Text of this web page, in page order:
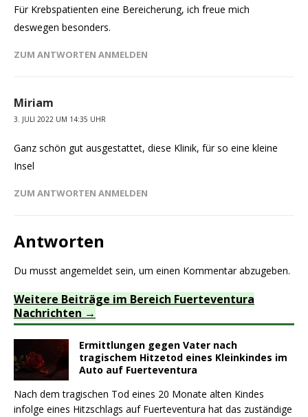
Für Krebspatienten eine Bereicherung, ich freue mich
deswegen besonders.
ZUM ANTWORTEN ANMELDEN
Miriam
3. JULI 2022 UM 14:35 UHR
Ganz schön gut ausgestattet, diese Klinik, für so eine kleine
Insel
ZUM ANTWORTEN ANMELDEN
Antworten
Du musst angemeldet sein, um einen Kommentar abzugeben.
Weitere Beiträge im Bereich Fuerteventura
Nachrichten
Ermittlungen gegen Vater nach
tragischem Hitzetod eines Kleinkindes im
Auto auf Fuerteventura
Nach dem tragischen Tod eines 20 Monate alten Kindes
infolge eines Hitzschlags auf Fuerteventura hat das zuständige